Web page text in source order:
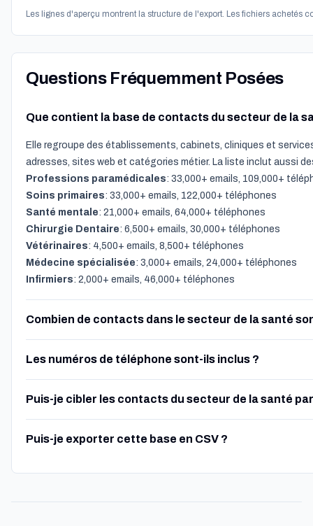
Les lignes d'aperçu montrent la structure de l'export. Les fichiers achetés
Questions Fréquemment Posées
Que contient la base de contacts du secteur de la
Elle regroupe des établissements, cabinets, cliniques et
adresses, sites web et catégories métier. La liste inclut aussi
Professions paramédicales: 33,000+ emails, 109,000+
Soins primaires: 33,000+ emails, 122,000+ téléphones
Santé mentale: 21,000+ emails, 64,000+ téléphones
Chirurgie Dentaire: 6,500+ emails, 30,000+ téléphones
Vétérinaires: 4,500+ emails, 8,500+ téléphones
Médecine spécialisée: 3,000+ emails, 24,000+ téléphones
Infirmiers: 2,000+ emails, 46,000+ téléphones
Combien de contacts dans le secteur de la santé
Les numéros de téléphone sont-ils inclus ?
Puis-je cibler les contacts du secteur de la santé
Puis-je exporter cette base en CSV ?